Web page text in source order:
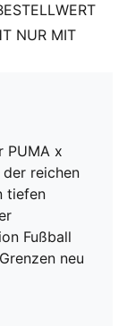
NUR MIT
PUMA x
reichen
tiefen
Fußball
neu